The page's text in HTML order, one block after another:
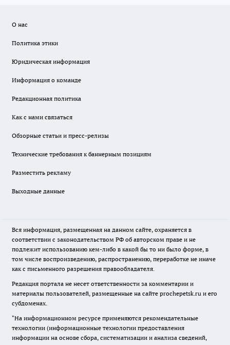
О нас
Политика этики
Юридическая информация
Информация о команде
Редакционная политика
Как с нами связаться
Обзорные статьи и пресс-релизы
Технические требования к баннерным позициям
Разместить рекламу
Выходные данные
Вся информация, размещенная на данном сайте, охраняется в
соответствии с законодательством РФ об авторском праве и не
подлежит использованию кем-либо в какой бы то ни было форме, в
том числе воспроизведению, распространению, переработке не иначе
как с письменного разрешения правообладателя.
Редакция портала не несет ответственности за комментарии и
материалы пользователей, размещенные на сайте prochepetsk.ru и его
субдоменах.
"На информационном ресурсе применяются рекомендательные
технологии (информационные технологии предоставления
информации на основе сбора, систематизации и анализа сведений,